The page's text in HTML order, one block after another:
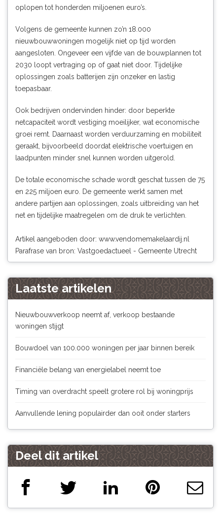
oplopen tot honderden miljoenen euro’s.
Volgens de gemeente kunnen zo’n 18.000
nieuwbouwwoningen mogelijk niet op tijd worden
aangesloten. Ongeveer een vijfde van de bouwplannen tot
2030 loopt vertraging op of gaat niet door. Tijdelijke
oplossingen zoals batterijen zijn onzeker en lastig
toepasbaar.
Ook bedrijven ondervinden hinder: door beperkte
netcapaciteit wordt vestiging moeilijker, wat economische
groei remt. Daarnaast worden verduurzaming en mobiliteit
geraakt, bijvoorbeeld doordat elektrische voertuigen en
laadpunten minder snel kunnen worden uitgerold.
De totale economische schade wordt geschat tussen de 75
en 225 miljoen euro. De gemeente werkt samen met
andere partijen aan oplossingen, zoals uitbreiding van het
net en tijdelijke maatregelen om de druk te verlichten.
Artikel aangeboden door: www.vendomemakelaardij.nl
Parafrase van bron: Vastgoedactueel - Gemeente Utrecht
Laatste artikelen
Nieuwbouwverkoop neemt af, verkoop bestaande
woningen stijgt
Bouwdoel van 100.000 woningen per jaar binnen bereik
Financiële belang van energielabel neemt toe
Timing van overdracht speelt grotere rol bij woningprijs
Aanvullende lening populairder dan ooit onder starters
Deel dit artikel